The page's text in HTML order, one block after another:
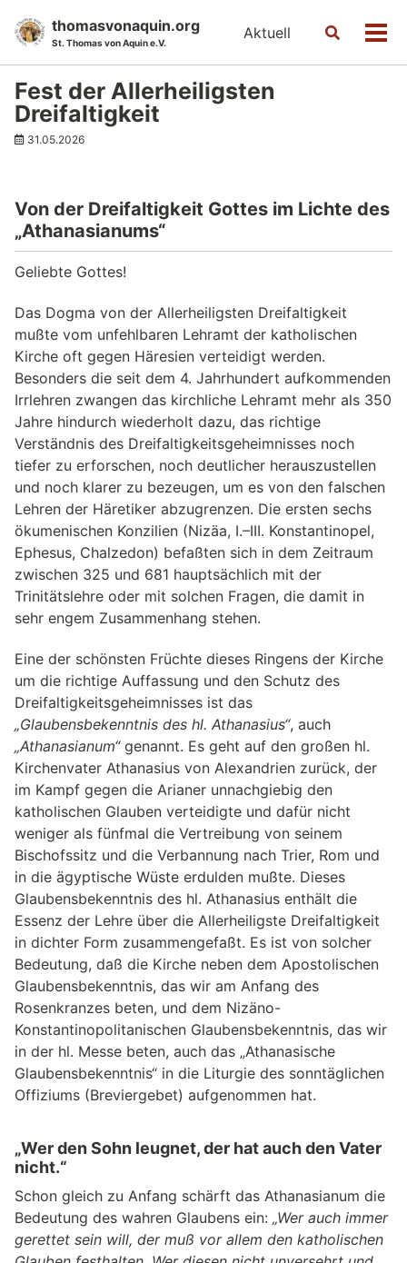
thomasvonaquin.org
St. Thomas von Aquin e.V.
Aktuell
Toggle
Fest der Allerheiligsten
Dreifaltigkeit
31.05.2026
Von der Dreifaltigkeit Gottes im Lichte des
„Athanasianums“
Geliebte Gottes!
Das Dogma von der Allerheiligsten Dreifaltigkeit
mußte vom unfehlbaren Lehramt der katholischen
Kirche oft gegen Häresien verteidigt werden.
Besonders die seit dem 4. Jahrhundert aufkommenden
Irrlehren zwangen das kirchliche Lehramt mehr als 350
Jahre hindurch wiederholt dazu, das richtige
Verständnis des Dreifaltigkeitsgeheimnisses noch
tiefer zu erforschen, noch deutlicher herauszustellen
und noch klarer zu bezeugen, um es von den falschen
Lehren der Häretiker abzugrenzen. Die ersten sechs
ökumenischen Konzilien (Nizäa, I.–III. Konstantinopel,
Ephesus, Chalzedon) befaßten sich in dem Zeitraum
zwischen 325 und 681 hauptsächlich mit der
Trinitätslehre oder mit solchen Fragen, die damit in
sehr engem Zusammenhang stehen.
Eine der schönsten Früchte dieses Ringens der Kirche
um die richtige Auffassung und den Schutz des
Dreifaltigkeitsgeheimnisses ist das
„Glaubensbekenntnis des hl. Athanasius“, auch
„Athanasianum“genannt. Es geht auf den großen hl.
Kirchenvater Athanasius von Alexandrien zurück, der
im Kampf gegen die Arianer unnachgiebig den
katholischen Glauben verteidigte und dafür nicht
weniger als fünfmal die Vertreibung von seinem
Bischofssitz und die Verbannung nach Trier, Rom und
in die ägyptische Wüste erdulden mußte. Dieses
Glaubensbekenntnis des hl. Athanasius enthält die
Essenz der Lehre über die Allerheiligste Dreifaltigkeit
in dichter Form zusammengefaßt. Es ist von solcher
Bedeutung, daß die Kirche neben dem Apostolischen
Glaubensbekenntnis, das wir am Anfang des
Rosenkranzes beten, und dem Nizäno-
Konstantinopolitanischen Glaubensbekenntnis, das wir
in der hl. Messe beten, auch das „Athanasische
Glaubensbekenntnis“ in die Liturgie des sonntäglichen
Offiziums (Breviergebet) aufgenommen hat.
„Wer den Sohn leugnet, der hat auch den Vater
nicht.“
Schon gleich zu Anfang schärft das Athanasianum die
Bedeutung des wahren Glaubens ein: „Wer auch immer
gerettet sein will, der muß vor allem den katholischen